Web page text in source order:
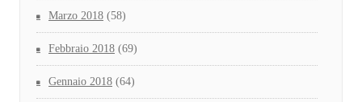
Marzo 2018 (58)
Febbraio 2018 (69)
Gennaio 2018 (64)